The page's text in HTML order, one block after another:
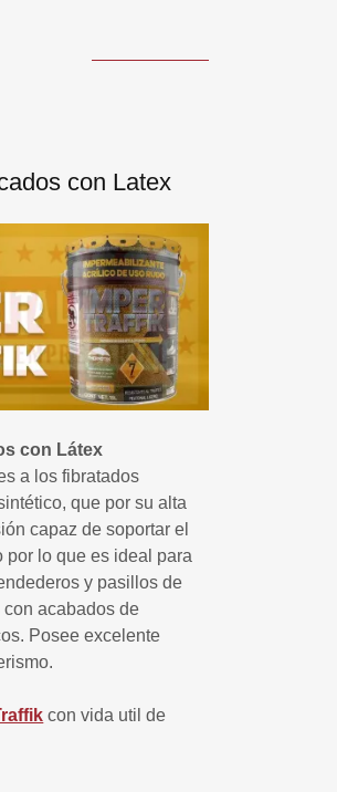
con Latex
con Látex
a los fibratados
que por su alta
capaz de soportar el
por lo que es ideal para
y pasillos de
acabados de
Posee excelente
con vida util de